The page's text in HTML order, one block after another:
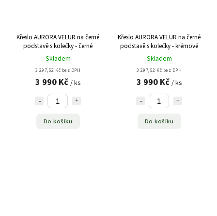
Křeslo AURORA VELUR na černé
podstavě s kolečky - černé
Skladem
3 297,52 Kč bez DPH
3 990 Kč / ks
Do košíku
Křeslo AURORA VELUR na černé
podstavě s kolečky - krémové
Skladem
3 297,52 Kč bez DPH
3 990 Kč / ks
Do košíku